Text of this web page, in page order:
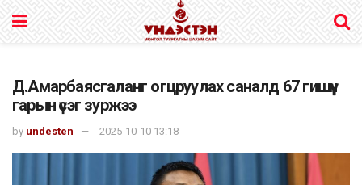
Д.Амарбаясгаланг огцруулах саналд 67 гишүүн
гарын үсэг зуржээ
by undesten 2025-10-10 13:18